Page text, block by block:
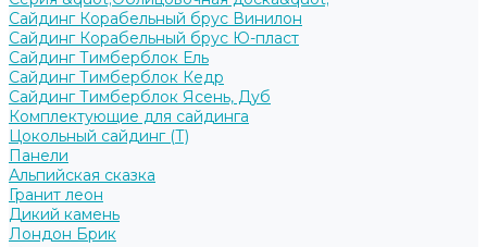
Сайдинг Корабельный брус Винилон
Сайдинг Корабельный брус Ю-пласт
Сайдинг Тимберблок Ель
Сайдинг Тимберблок Кедр
Сайдинг Тимберблок Ясень, Дуб
Комплектующие для сайдинга
Цокольный сайдинг (Т)
Панели
Альпийская сказка
Гранит леон
Дикий камень
Лондон Брик